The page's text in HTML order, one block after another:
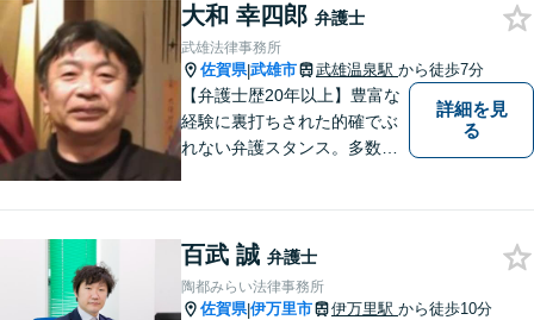
題／交通事故／債務整理／労
働問題など幅広く対応可能で
す。
大和 幸四郎 弁護士
武雄法律事務所
佐賀県|武雄市 武雄温泉駅 から徒歩7分
【弁護士歴20年以上】豊富な
経験に裏打ちされた的確でぶ
れない弁護スタンス。多数の
法書士などとも連携しワンス
トップで解決。難事件には他
弁護士と協力も。元調停委
詳細を見
る
百武 誠 弁護士
陶都みらい法律事務所
佐賀県|伊万里市 伊万里駅 から徒歩10分